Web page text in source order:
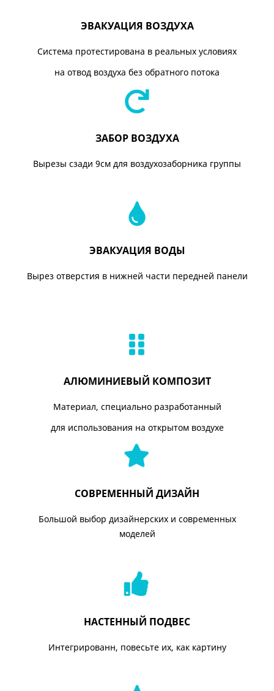
ЭВАКУАЦИЯ ВОЗДУХА
Система протестирована в реальных условиях
на отвод воздуха без обратного потока
ЗАБОР ВОЗДУХА
Вырезы сзади 9см для воздухозаборника группы
ЭВАКУАЦИЯ ВОДЫ
Вырез отверстия в нижней части передней панели
АЛЮМИНИЕВЫЙ КОМПОЗИТ
Материал, специально разработанный
для использования на открытом воздухе
СОВРЕМЕННЫЙ ДИЗАЙН
Большой выбор дизайнерских и современных
моделей
НАСТЕННЫЙ ПОДВЕС
Интегрированн, повесьте их, как картину